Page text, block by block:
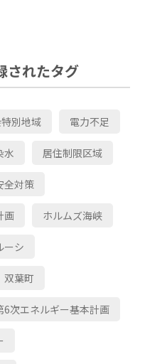
されたタグ
別地域 電力不足
水 居住制限区域
全対策
画 ホルムズ海峡
ーシ
双葉町
6次エネルギー基本計画